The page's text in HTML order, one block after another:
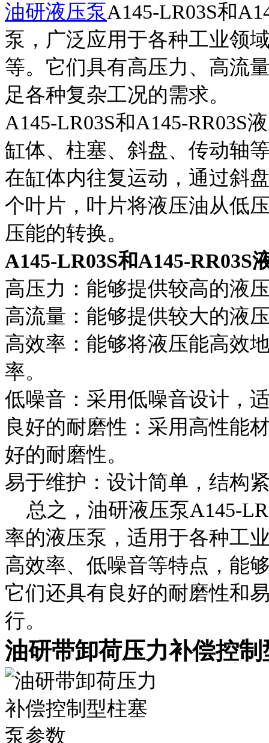
油研液压泵A145-LR03S和
泵，广泛应用于各种工业领
等。它们具有高压力、高流
足各种复杂工况的需求。
A145-LR03S和A145-RR03S
缸体、柱塞、斜盘、传动轴
在缸体内往复运动，通过斜
个叶片，叶片将液压油从低
压能的转换。
A145-LR03S和A145-RR03S
高压力：能够提供较高的液
高流量：能够提供较大的液
高效率：能够将液压能高效
率。
低噪音：采用低噪音设计，
良好的耐磨性：采用高性能
好的耐磨性。
易于维护：设计简单，结构
总之，油研液压泵A145-
率的液压泵，适用于各种工
高效率、低噪音等特点，能
它们还具有良好的耐磨性和
行。
油研带卸荷压力补偿控